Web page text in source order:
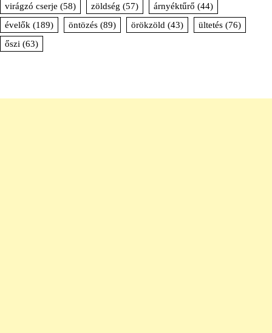
virágzó cserje (58) zöldség (57) árnyéktűrő (44)
évelők (189) öntözés (89) örökzöld (43) ültetés (76)
őszi (63)